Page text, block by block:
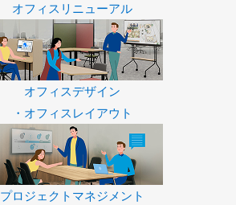
オフィスリニューアル
オフィスデザイン
・オフィスレイアウト
プロジェクトマネジメント